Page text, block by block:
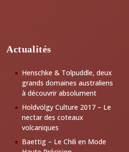
Actualités
Henschke & Tolpuddle, deux
grands domaines australiens
à découvrir absolument
Holdvölgy Culture 2017 – Le
nectar des coteaux
volcaniques
Baettig – Le Chili en Mode